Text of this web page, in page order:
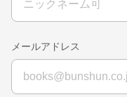
メールアドレス